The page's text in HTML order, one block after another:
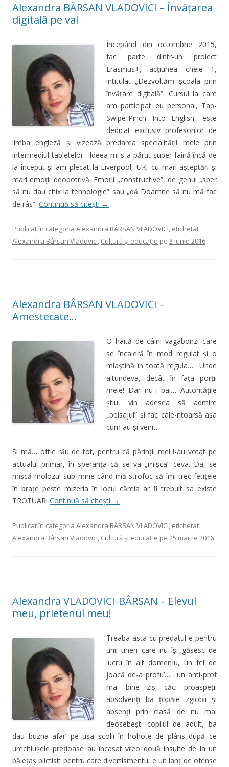
Alexandra BÂRSAN VLADOVICI – Învățarea
digitală pe val
Începând din octombrie 2015,
fac parte dintr-un proiect
Erasmus+, acţiunea cheie 1,
intitulat „Dezvoltăm şcoala prin
învăţare digitală”. Cursul la care
am participat eu personal, Tap-
Swipe-Pinch Into English, este
dedicat exclusiv profesorilor de
limba engleză şi vizează predarea specialităţii mele prin
intermediul tabletelor. Ideea mi s-a părut super faină încă de
la început şi am plecat la Liverpool, UK, cu mari aşteptări şi
mari emoţii deopotrivă. Emoţii „constructive”, de genul „sper
să nu dau chix la tehnologie” sau „dă Doamne să nu mă fac
de râs”. Continuă să citești →
Publicat în categoria Alexandra BÂRSAN VLADOVICI, etichetat
Alexandra Bârsan Vladovici, Cultură şi educaţie pe 3 iunie 2016 .
Alexandra BÂRSAN VLADOVICI –
Amestecate…
O haită de câini vagabonzi care
se încaieră în mod regulat și o
mlaștină în toată regula… Unde
altundeva, decât în fața porții
mele! Dar nu-i bai… Autoritățile
știu, vin adesea să admire
„peisajul” și fac cale-ntoarsă așa
cum au și venit.
Și mă… oftic rău de tot, pentru că părinții mei l-au votat pe
actualul primar, în speranța că se va „mișca” ceva. Da, se
mișcă molozul sub mine când mă strofoc să îmi trec fetițele
în brațe peste mizeria în locul căreia ar fi trebuit sa existe
TROTUAR! Continuă să citești →
Publicat în categoria Alexandra BÂRSAN VLADOVICI, etichetat
Alexandra Bârsan Vladovici, Cultură şi educaţie pe 25 martie 2016 .
Alexandra VLADOVICI-BÂRSAN – Elevul
meu, prietenul meu!
Treaba asta cu predatul e pentru
unii tineri care nu își găsesc de
lucru în alt domeniu, un fel de
joacă de-a profu’… un anti-prof
mai bine zis, căci proaspeții
absolvenți ba țopăie zglobii și
absenți prin clasă de nu mai
deosebești copilul de adult, ba
dau buzna afar’ pe ușa școlii în hohote de plâns după ce
urechiușele prețioase au încasat vreo două insulte de la un
băiețaș plictisit pentru care divertismentul e un lanț de ofense